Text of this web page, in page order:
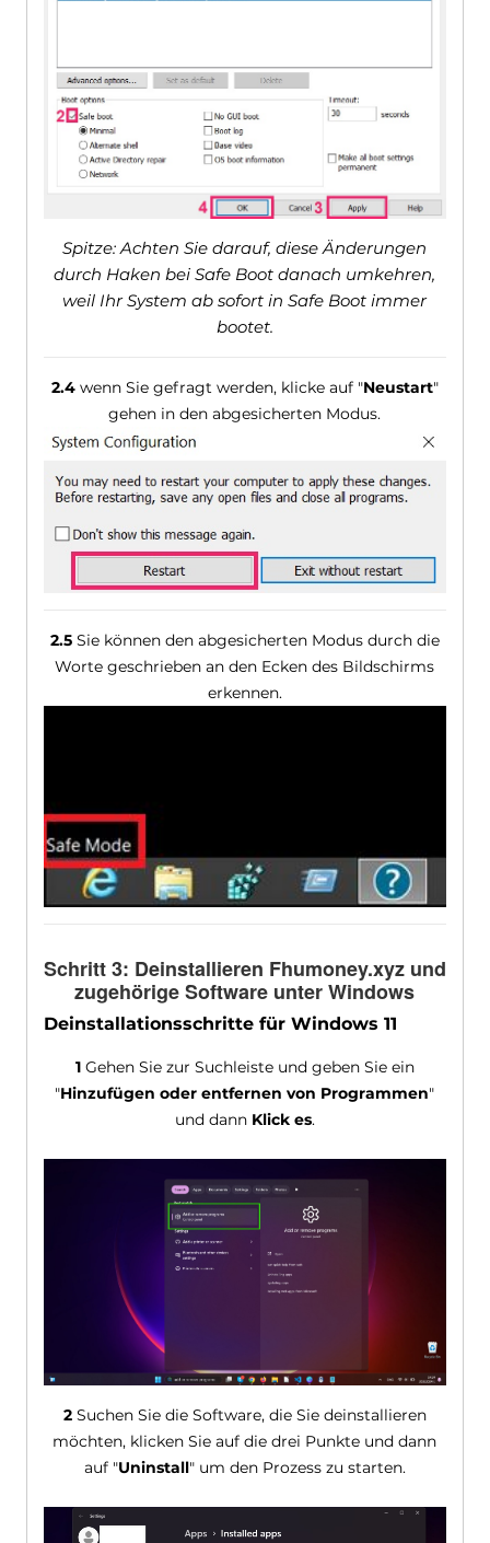
Spitze: Achten Sie darauf, diese Änderungen
durch Haken bei Safe Boot danach umkehren,
weil Ihr System ab sofort in Safe Boot immer
bootet.
2.4wenn Sie gefragt werden, klicke auf "Neustart"
gehen in den abgesicherten Modus.
2.5Sie können den abgesicherten Modus durch die
Worte geschrieben an den Ecken des Bildschirms
erkennen.
Schritt 3: Deinstallieren Fhumoney.xyz und
zugehörige Software unter Windows
Deinstallationsschritte für Windows 11
1Gehen Sie zur Suchleiste und geben Sie ein
"Hinzufügen oder entfernen von Programmen"
und dann Klick es.
2Suchen Sie die Software, die Sie deinstallieren
möchten, klicken Sie auf die drei Punkte und dann
auf "Uninstall" um den Prozess zu starten.